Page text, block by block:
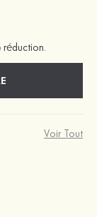
réduction.
Voir Tout